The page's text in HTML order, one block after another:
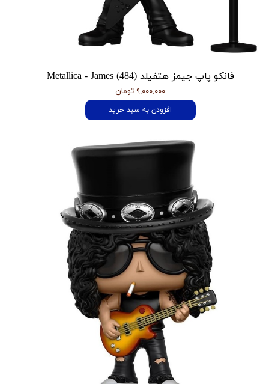
فانکو پاپ جیمز هتفیلد Metallica - James (484)
۹,۰۰۰,۰۰۰ تومان
افزودن به سبد خرید